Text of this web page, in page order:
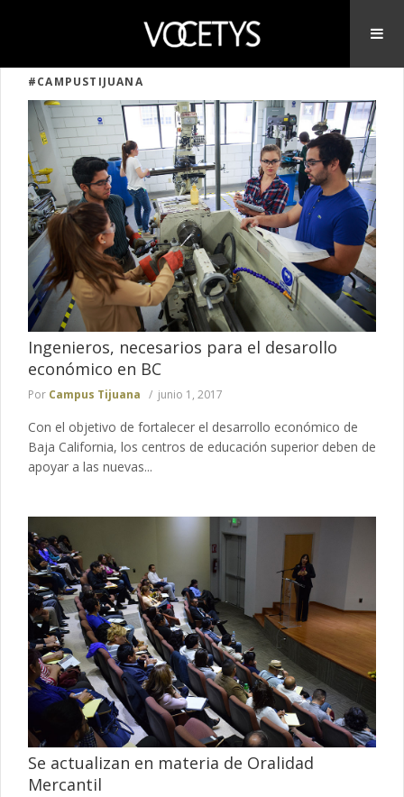
#CAMPUSTIJUANA
Ingenieros, necesarios para el desarollo
económico en BC
Por Campus Tijuana junio 1, 2017
Con el objetivo de fortalecer el desarrollo económico de
Baja California, los centros de educación superior deben de
apoyar a las nuevas...
Se actualizan en materia de Oralidad
Mercantil